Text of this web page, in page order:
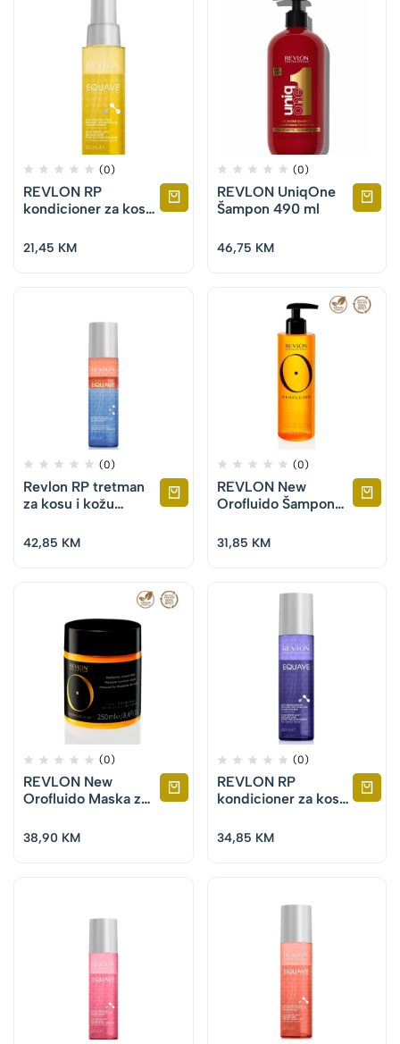
(0)
REVLON RP
kondicioner za kosu
Conditioning 100 ml
21,45 KM
(0)
REVLON UniqOne
Šampon 490 ml
46,75 KM
(0)
Revlon RP tretman
za kosu i kožu
200 ml
42,85 KM
(0)
REVLON New
Orofluido Šampon
31,85 KM
(0)
REVLON New
Orofluido Maska za
38,90 KM
(0)
REVLON RP
kondicioner za kosu
Brassiness
34,85 KM